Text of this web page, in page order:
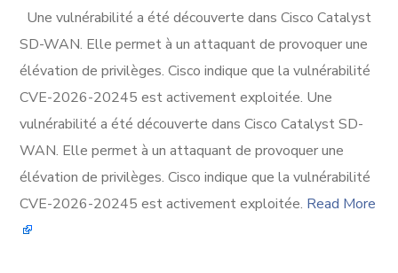
Une vulnérabilité a été découverte dans Cisco Catalyst
SD-WAN. Elle permet à un attaquant de provoquer une
élévation de privilèges. Cisco indique que la vulnérabilité
CVE-2026-20245 est activement exploitée. Une
vulnérabilité a été découverte dans Cisco Catalyst SD-
WAN. Elle permet à un attaquant de provoquer une
élévation de privilèges. Cisco indique que la vulnérabilité
CVE-2026-20245 est activement exploitée. Read More